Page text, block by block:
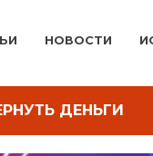
НОВОСТИ
ДЕНЬГИ